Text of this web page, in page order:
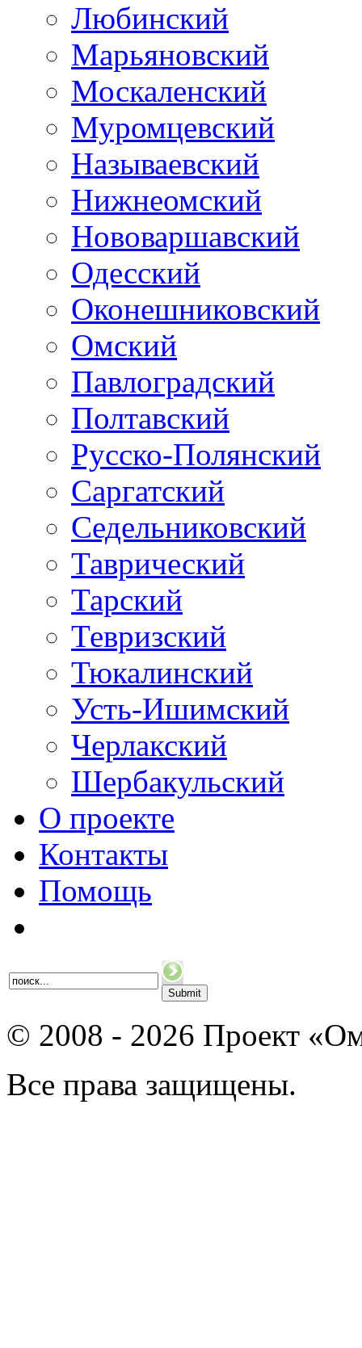
Любинский
Марьяновский
Москаленский
Муромцевский
Называевский
Нижнеомский
Нововаршавский
Одесский
Оконешниковский
Омский
Павлоградский
Полтавский
Русско-Полянский
Саргатский
Седельниковский
Таврический
Тарский
Тевризский
Тюкалинский
Усть-Ишимский
Черлакский
Шербакульский
О проекте
Контакты
Помощь
© 2008 - 2026 Проект
Все права защищены.